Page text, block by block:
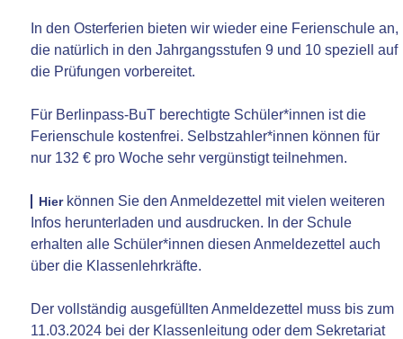
In den Osterferien bieten wir wieder eine Ferienschule an,
die natürlich in den Jahrgangsstufen 9 und 10 speziell auf
die Prüfungen vorbereitet.
Für Berlinpass-BuT berechtigte Schüler*innen ist die
Ferienschule kostenfrei. Selbstzahler*innen können für
nur 132 € pro Woche sehr vergünstigt teilnehmen.
Hierkönnen Sie den Anmeldezettel mit vielen weiteren
Infos herunterladen und ausdrucken. In der Schule
erhalten alle Schüler*innen diesen Anmeldezettel auch
über die Klassenlehrkräfte.
Der vollständig ausgefüllten Anmeldezettel muss bis zum
11.03.2024 bei der Klassenleitung oder dem Sekretariat